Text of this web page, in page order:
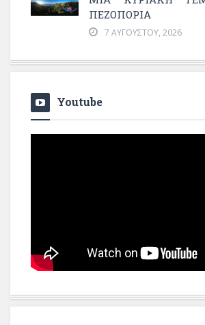
ΠΕΖΟΠΟΡΊΑ
7 ΑΥΓΟΎΣΤΟΥ, 2026
Youtube